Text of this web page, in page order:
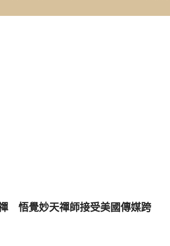
悟覺妙天禪師接受美國傳媒跨